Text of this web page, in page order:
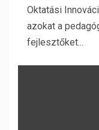
Oktatási
azokat a
fejlesztőket...